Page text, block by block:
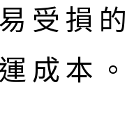
受損
成本